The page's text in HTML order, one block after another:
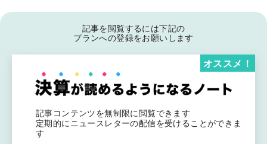
記事を閲覧するには下記の
プランへの登録をお願いします
記事コンテンツを無制限に閲覧できます
定期的にニュースレターの配信を受けることができま
す
オススメ！